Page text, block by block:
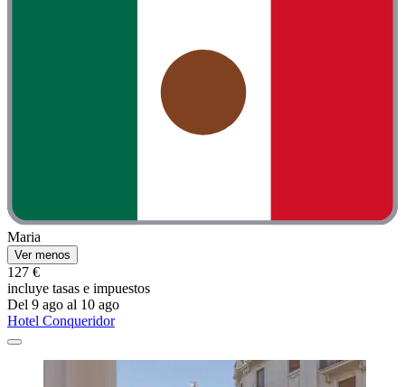
Maria
Ver menos
127 €
incluye tasas e impuestos
Del 9 ago al 10 ago
Hotel Conqueridor